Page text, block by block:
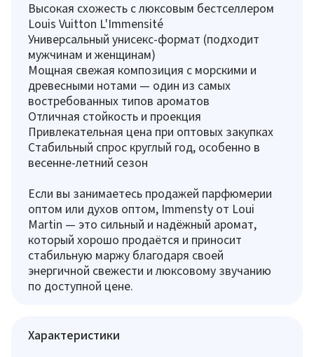
Высокая схожесть с люксовым бестселлером
Louis Vuitton L'Immensité
Универсальный унисекс-формат (подходит
мужчинам и женщинам)
Мощная свежая композиция с морскими и
древесными нотами — один из самых
востребованных типов ароматов
Отличная стойкость и проекция
Привлекательная цена при оптовых закупках
Стабильный спрос круглый год, особенно в
весенне-летний сезон
Если вы занимаетесь продажей парфюмерии
оптом или духов оптом, Immensty от Loui
Martin — это сильный и надёжный аромат,
который хорошо продаётся и приносит
стабильную маржу благодаря своей
энергичной свежести и люксовому звучанию
по доступной цене.
Характеристики